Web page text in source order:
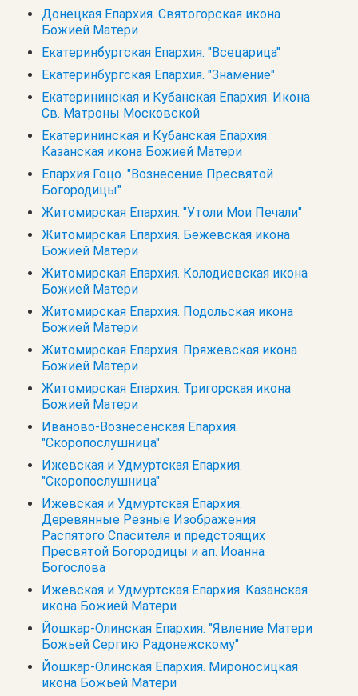
Донецкая Епархия. Святогорская икона
Божией Матери
Екатеринбургская Епархия. "Всецарица"
Екатеринбургская Епархия. "Знамение"
Екатерининская и Кубанская Епархия. Икона
Св. Матроны Московской
Екатерининская и Кубанская Епархия.
Казанская икона Божией Матери
Епархия Гоцо. "Вознесение Пресвятой
Богородицы"
Житомирская Епархия. "Утоли Мои Печали"
Житомирская Епархия. Бежевская икона
Божией Матери
Житомирская Епархия. Колодиевская икона
Божией Матери
Житомирская Епархия. Подольская икона
Божией Матери
Житомирская Епархия. Пряжевская икона
Божией Матери
Житомирская Епархия. Тригорская икона
Божией Матери
Иваново-Вознесенская Епархия.
"Скоропослушница"
Ижевская и Удмуртская Епархия.
"Скоропослушница"
Ижевская и Удмуртская Епархия.
Деревянные Резные Изображения
Распятого Спасителя и предстоящих
Пресвятой Богородицы и ап. Иоанна
Богослова
Ижевская и Удмуртская Епархия. Казанская
икона Божией Матери
Йошкар-Олинская Епархия. "Явление Матери
Божьей Сергию Радонежскому"
Йошкар-Олинская Епархия. Мироносицкая
икона Божьей Матери